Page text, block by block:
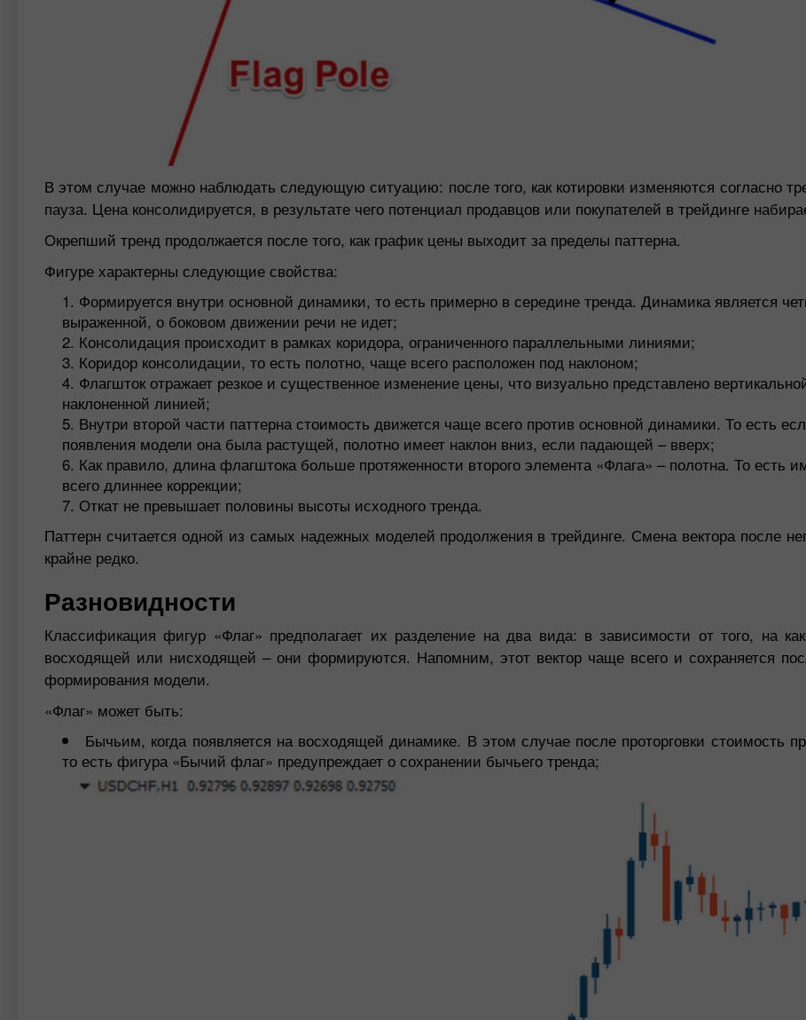
В этом случае можно наблюдать следующую ситуацию: после того, как котировки изменяются согласно
пауза. Цена консолидируется, в результате чего потенциал продавцов или покупателей в трейдинге
Окрепший тренд продолжается после того, как график цены выходит за пределы паттерна.
Фигуре характерны следующие свойства:
Формируется внутри основной динамики, то есть примерно в середине тренда. Динамика является
выраженной, о боковом движении речи не идет;
Консолидация происходит в рамках коридора, ограниченного параллельными линиями;
Коридор консолидации, то есть полотно, чаще всего расположен под наклоном;
Флагшток отражает резкое и существенное изменение цены, что визуально представлено
наклоненной линией;
Внутри второй части паттерна стоимость движется чаще всего против основной динамики. То есть
появления модели она была растущей, полотно имеет наклон вниз, если падающей – вверх;
Как правило, длина флагштока больше протяженности второго элемента «Флага» – полотна. То есть
всего длиннее коррекции;
Откат не превышает половины высоты исходного тренда.
Паттерн считается одной из самых надежных моделей продолжения в трейдинге. Смена вектора после
крайне редко.
Разновидности
Классификация фигур «Флаг» предполагает их разделение на два вида: в зависимости от того, на
восходящей или нисходящей – они формируются. Напомним, этот вектор чаще всего и сохраняется
формирования модели.
«Флаг» может быть:
Бычьим, когда появляется на восходящей динамике. В этом случае после проторговки стоимость
то есть фигура «Бычий флаг» предупреждает о сохранении бычьего тренда;